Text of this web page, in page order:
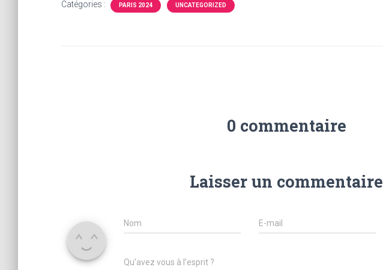
Catégories : PARIS 2024 UNCATEGORIZED
0 commentaire
Laisser un commentaire
Nom E-mail
Qu’avez vous à l’esprit ?